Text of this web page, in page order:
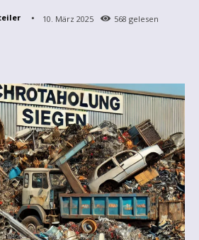
10. März 2025 568 gelesen